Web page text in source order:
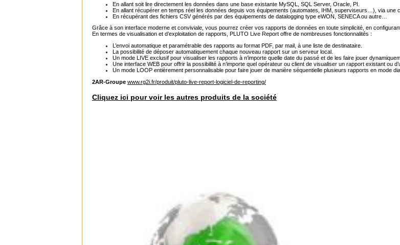
En allant soit lire directement les données dans une base existante MySQL, SQL Server, Oracle, PI.
En allant récupérer en temps réel les données depuis vos équipements (automates, IHM, superviseurs…), via une
En récupérant des fichiers CSV générés par des équipements de datalogging type eWON, SENECA ou autre…
Grâce à son interface moderne et conviviale, vous pourrez créer vos rapports de données en toute simplicité, en
En termes de visualisation et d’exploitation de rapports, PLUTO Live Report offre de nombreuses fonctionnalités :
L’envoi automatique et paramétrable des rapports au format PDF, par mail, à une liste de destinataire.
La possibilité de déposer automatiquement chaque nouveau rapport sur un serveur local.
Un mode LIVE exclusif pour visualiser les rapports à n’importe quelle date du passé et de les faire jouer
Une interface WEB pour offrir la possibilité à n’importe quel opérateur ou client de visualiser un rapport existant ou
Un mode LOOP entièrement personnalisable pour faire jouer de manière séquentielle plusieurs rapports en mode
2AR-Groupe www.rg2i.fr/produit/pluto-live-report-logiciel-de-reporting/
Cliquez ici pour voir les autres produits de la société